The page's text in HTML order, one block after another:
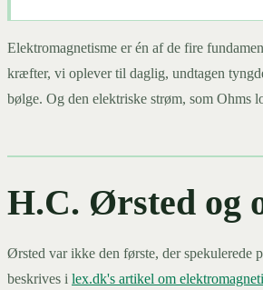
Elektromagnetisme er én af de fire
kræfter, vi oplever til daglig, undtagen
bølge. Og den elektriske strøm, som Ohms
H.C. Ørsted og
Ørsted var ikke den første, der spekulerede
beskrives i lex.dk's artikel om